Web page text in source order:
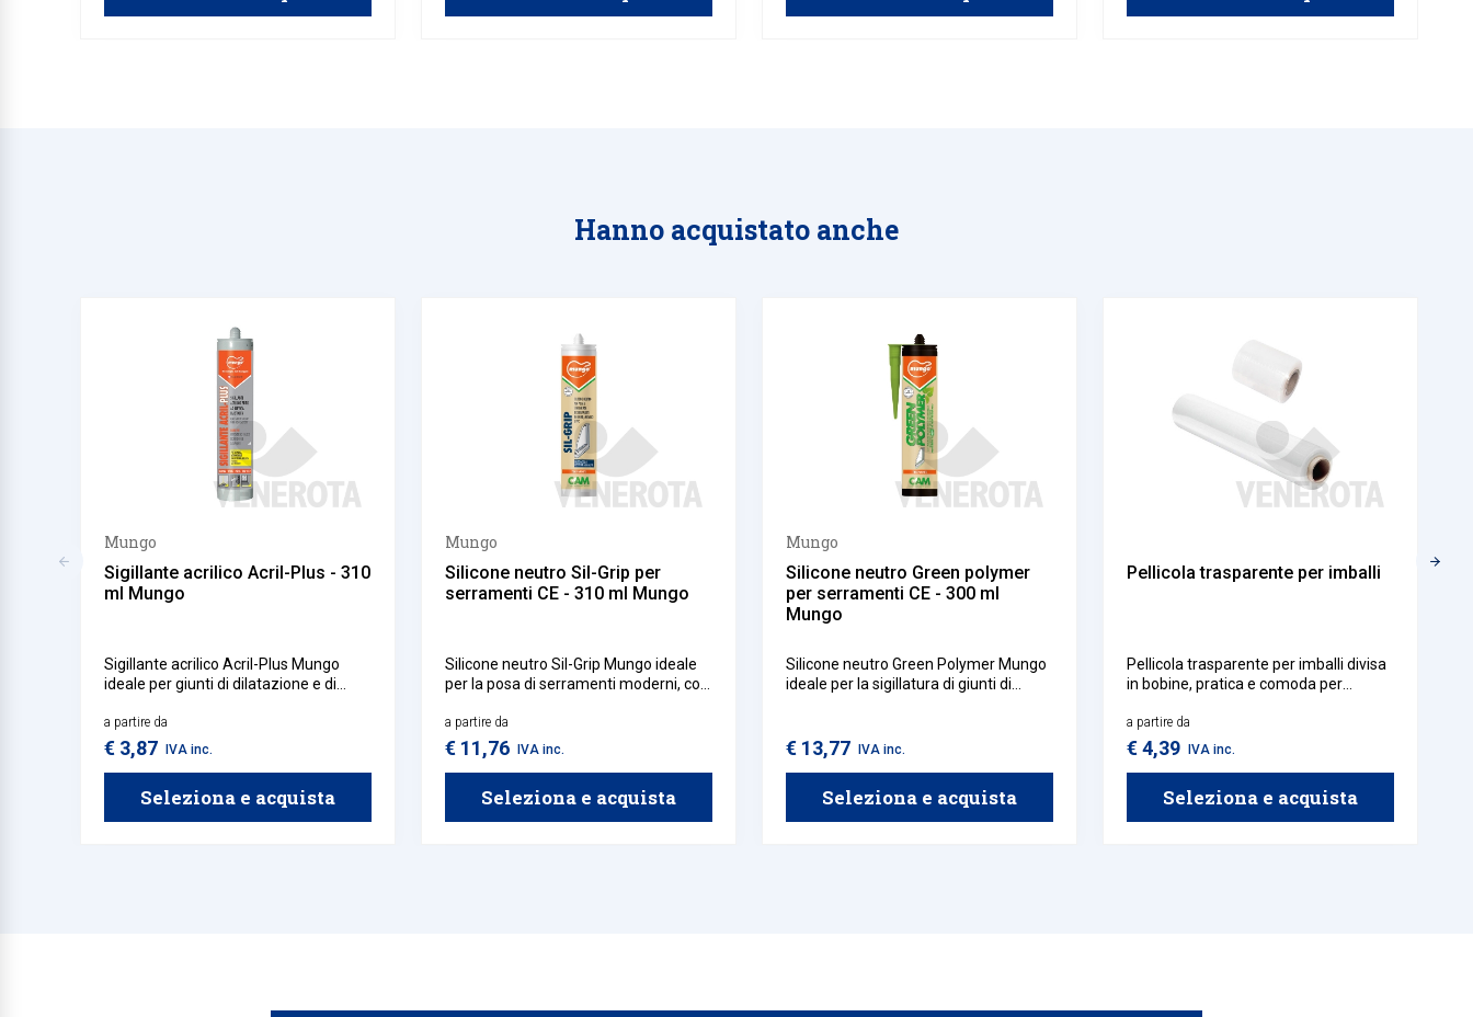
Hanno acquistato anche
Mungo
Sigillante acrilico Acril-Plus - 310
ml Mungo
Sigillante acrilico Acril-Plus Mungo
ideale per giunti di dilatazione e di
muratura, sigillatura di calcestruzzo o
intonaco, giunti di raccordo tra
cartongesso, sigillatura tra parti in
capannoni industriali.
a partire da
€ 3,87 IVA inc.
Seleziona e acquista
Mungo
Silicone neutro Sil-Grip per
serramenti CE - 310 ml Mungo
Silicone neutro Sil-Grip Mungo ideale
per la posa di serramenti moderni, con
plastici, su vernici acriliche, vernici
all'acqua e materiali edili.
a partire da
€ 11,76 IVA inc.
Seleziona e acquista
Mungo
Silicone neutro Green polymer
per serramenti CE - 300 ml
Mungo
Silicone neutro Green Polymer Mungo
ideale per la sigillatura di giunti di
di costruzione soggetti a continua
movimentazione e giunti di dilatazione
€ 13,77 IVA inc.
Seleziona e acquista
Pellicola trasparente per imballi
Pellicola trasparente per imballi divisa
in bobine, pratica e comoda per
a partire da
€ 4,39 IVA inc.
Seleziona e acquista